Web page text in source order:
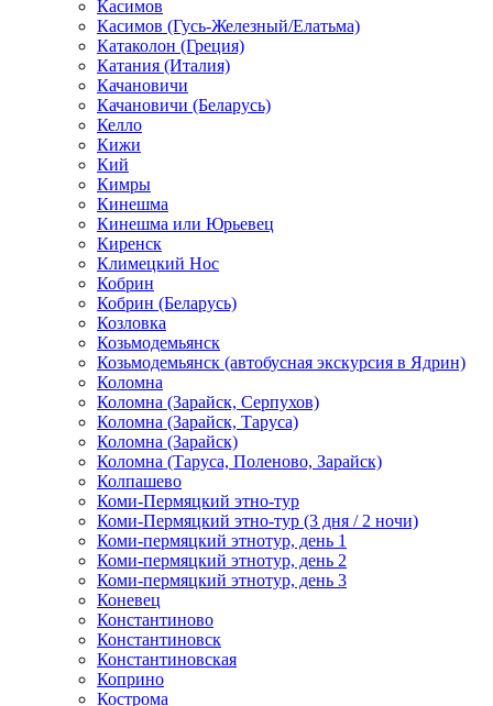
Касимов
Касимов (Гусь-Железный/Елатьма)
Катаколон (Греция)
Катания (Италия)
Качановичи
Качановичи (Беларусь)
Келло
Кижи
Кий
Кимры
Кинешма
Кинешма или Юрьевец
Киренск
Климецкий Нос
Кобрин
Кобрин (Беларусь)
Козловка
Козьмодемьянск
Козьмодемьянск (автобусная экскурсия в Ядрин)
Коломна
Коломна (Зарайск, Серпухов)
Коломна (Зарайск, Таруса)
Коломна (Зарайск)
Коломна (Таруса, Поленово, Зарайск)
Колпашево
Коми-Пермяцкий этно-тур
Коми-Пермяцкий этно-тур (3 дня / 2 ночи)
Коми-пермяцкий этнотур, день 1
Коми-пермяцкий этнотур, день 2
Коми-пермяцкий этнотур, день 3
Коневец
Константиново
Константиновск
Константиновская
Коприно
Кострома